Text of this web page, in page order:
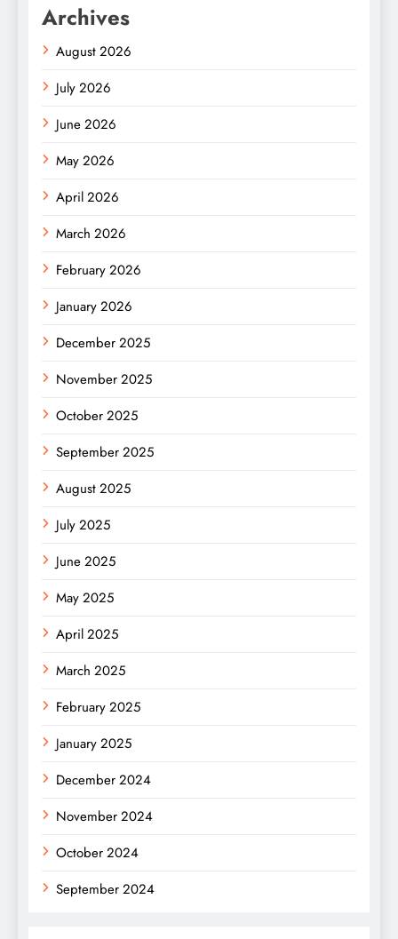
Archives
August 2026
July 2026
June 2026
May 2026
April 2026
March 2026
February 2026
January 2026
December 2025
November 2025
October 2025
September 2025
August 2025
July 2025
June 2025
May 2025
April 2025
March 2025
February 2025
January 2025
December 2024
November 2024
October 2024
September 2024